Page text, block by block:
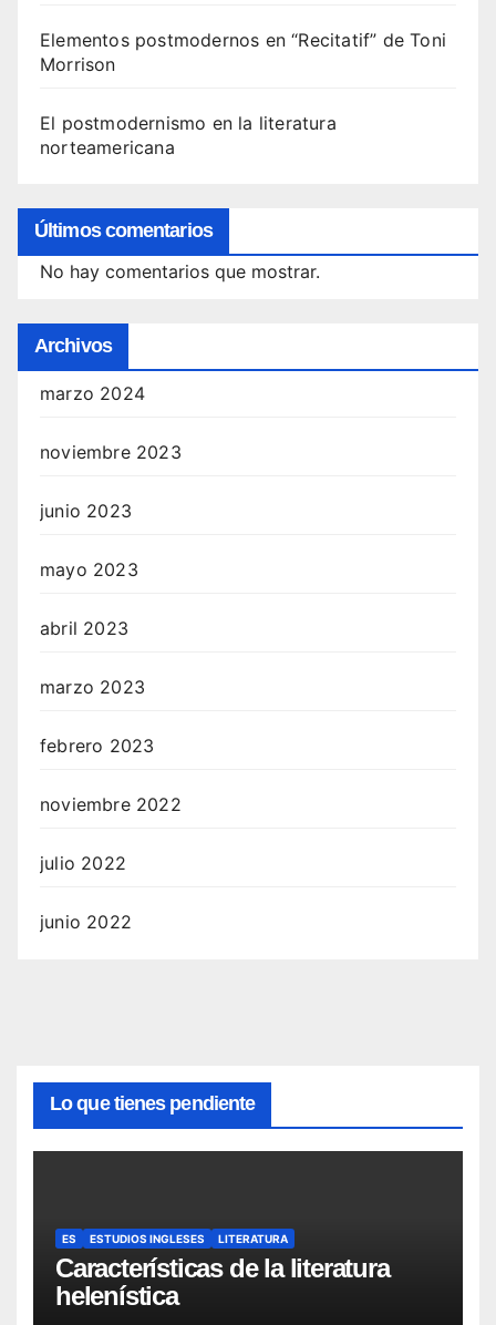
Elementos postmodernos en “Recitatif” de Toni
Morrison
El postmodernismo en la literatura
norteamericana
Últimos comentarios
No hay comentarios que mostrar.
Archivos
marzo 2024
noviembre 2023
junio 2023
mayo 2023
abril 2023
marzo 2023
febrero 2023
noviembre 2022
julio 2022
junio 2022
Lo que tienes pendiente
ES ESTUDIOS INGLESES LITERATURA
Características de la literatura
helenística